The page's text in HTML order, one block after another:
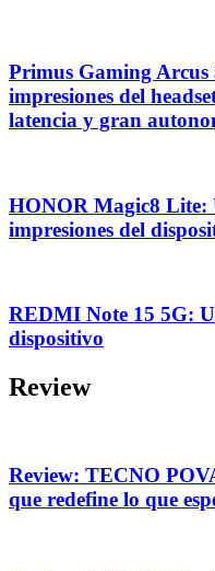
Primus Gaming
impresiones del
latencia y gran
HONOR Magic8 Lite:
impresiones del
REDMI Note 15 5G:
dispositivo
Review
Review: TECNO
que redefine lo que